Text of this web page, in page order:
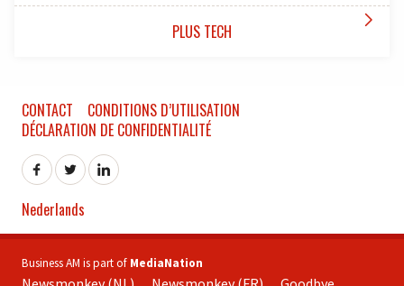
PLUS TECH 
CONTACT
CONDITIONS D’UTILISATION
DÉCLARATION DE CONFIDENTIALITÉ
Nederlands
Business AM is part of MediaNation